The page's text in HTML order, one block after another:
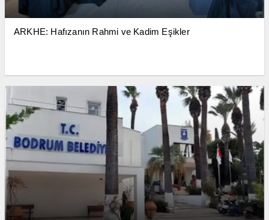
ARKHE: Hafızanın Rahmi ve Kadim Eşikler